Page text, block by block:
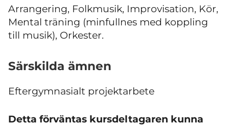
Arrangering, Folkmusik, Improvisation, Kör,
Mental träning (minfullnes med koppling
till musik), Orkester.
Särskilda ämnen
Eftergymnasialt projektarbete
Detta förväntas kursdeltagaren kunna